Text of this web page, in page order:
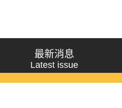
最新消息
Latest issue